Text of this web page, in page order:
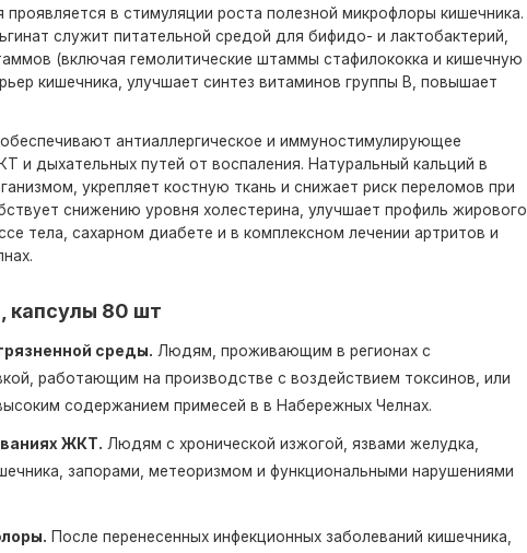
проявляется в стимуляции роста полезной микрофлоры кишечника.
служит питательной средой для бифидо- и лактобактерий,
(включая гемолитические штаммы стафилококка и кишечную
кишечника, улучшает синтез витаминов группы В, повышает
антиаллергическое и иммуностимулирующее
и дыхательных путей от воспаления. Натуральный кальций в
укрепляет костную ткань и снижает риск переломов при
снижению уровня холестерина, улучшает профиль жирового
тела, сахарном диабете и в комплексном лечении артритов и
капсулы 80 шт
среды. Людям, проживающим в регионах с
работающим на производстве с воздействием токсинов, или
содержанием примесей в в Набережных Челнах.
ЖКТ. Людям с хронической изжогой, язвами желудка,
запорами, метеоризмом и функциональными нарушениями
После перенесенных инфекционных заболеваний кишечника,